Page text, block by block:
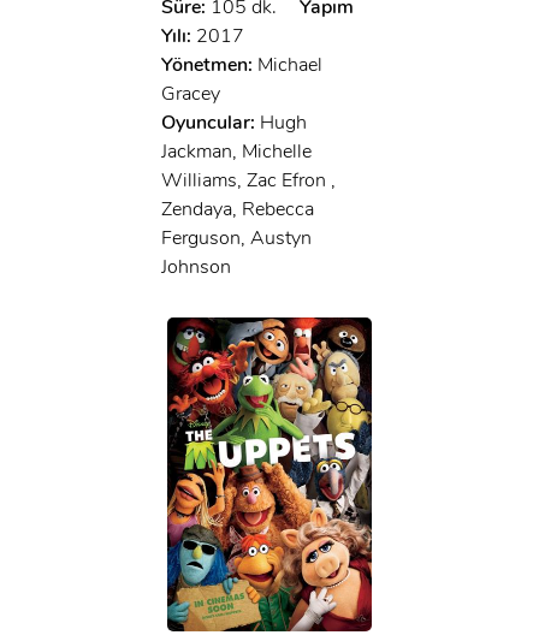
Süre: 105 dk.
Yapım
Yılı: 2017
Yönetmen: Michael
Gracey
Oyuncular: Hugh
Jackman, Michelle
Williams, Zac Efron ,
Zendaya, Rebecca
Ferguson, Austyn
Johnson